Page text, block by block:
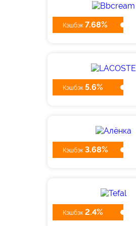
Кэшбэк 7.68%
Кэшбэк 5.6%
Кэшбэк 3.68%
Кэшбэк 2.4%